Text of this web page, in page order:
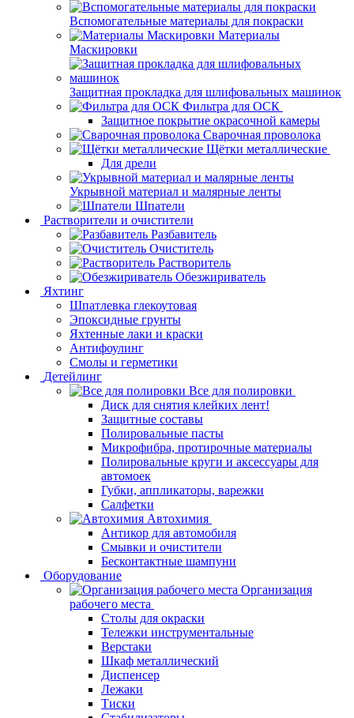
Вспомогательные материалы для покраски
Материалы
Маскировки
Защитная прокладка для шлифовальных машинок
Фильтра для ОСК
Защитное покрытие окрасочной камеры
Сварочная проволока
Щётки металлические
Для дрели
Укрывной материал и малярные ленты
Шпатели
Растворители и очистители
Разбавитель
Очиститель
Растворитель
Обезжириватель
Яхтинг
Шпатлевка глекоутовая
Эпоксидные грунты
Яхтенные лаки и краски
Антифоулинг
Смолы и герметики
Детейлинг
Все для полировки
Диск для снятия клейких лент!
Защитные составы
Полировальные пасты
Микрофибра, протирочные материалы
Полировальные круги и аксессуары для
автомоек
Губки, аппликаторы, варежки
Салфетки
Автохимия
Антикор для автомобиля
Смывки и очистители
Бесконтактные шампуни
Оборудование
Организация
рабочего места
Столы для окраски
Тележки инструментальные
Верстаки
Шкаф металлический
Диспенсер
Лежаки
Тиски